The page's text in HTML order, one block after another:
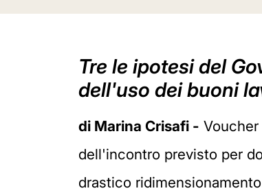
Tre le ipotesi del
dell'uso dei buoni
di Marina Crisafi -
dell'incontro previsto per
drastico